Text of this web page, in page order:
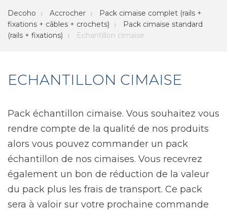
Decoho Accrocher
Pack cimaise complet (rails +
fixations + câbles + crochets)
Pack cimaise standard
(rails + fixations)
Echantillon cimaise
ECHANTILLON CIMAISE
Pack échantillon cimaise. Vous souhaitez vous
rendre compte de la qualité de nos produits
alors vous pouvez commander un pack
échantillon de nos cimaises. Vous recevrez
également un bon de réduction de la valeur
du pack plus les frais de transport. Ce pack
sera à valoir sur votre prochaine commande